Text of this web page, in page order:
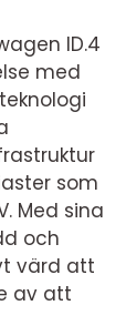
ID.4
med
som
Med sina
och
värd att
av att